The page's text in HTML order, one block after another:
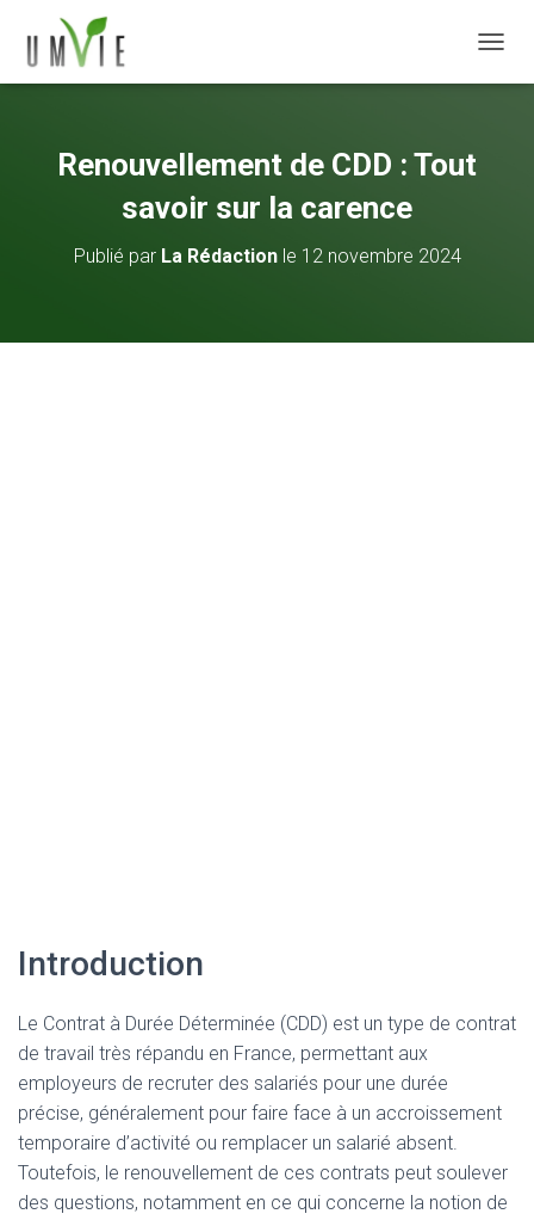
Renouvellement de CDD : Tout
savoir sur la carence
Publié par La Rédactionle 12 novembre 2024
Introduction
Le Contrat à Durée Déterminée (CDD) est un type de contrat
de travail très répandu en France, permettant aux
employeurs de recruter des salariés pour une durée
précise, généralement pour faire face à un accroissement
temporaire d’activité ou remplacer un salarié absent.
Toutefois, le renouvellement de ces contrats peut soulever
des questions, notamment en ce qui concerne la notion de